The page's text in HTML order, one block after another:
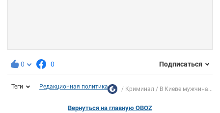
0 0 Подписаться
Теги Редакционная политика Криминал В Киеве мужчина...
Вернуться на главную OBOZ